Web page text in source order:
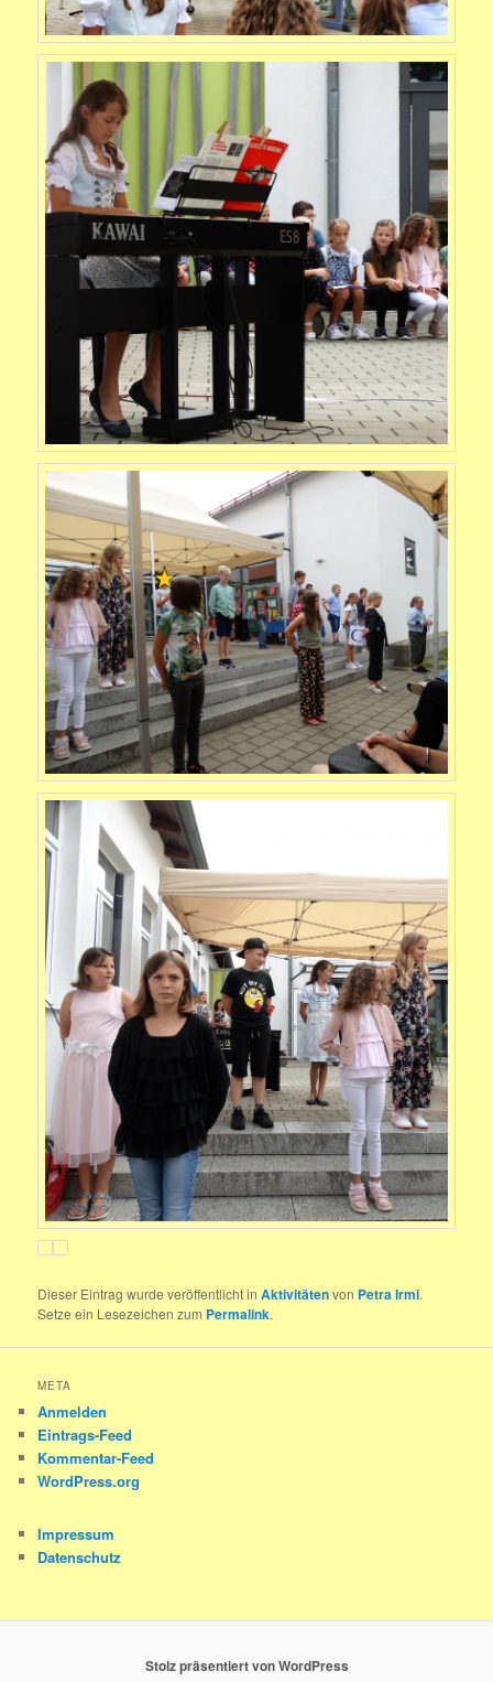
Dieser Eintrag wurde veröffentlicht inAktivitätenvon Petra Irmi.
Setze ein Lesezeichen zum Permalink.
META
Anmelden
Eintrags-Feed
Kommentar-Feed
WordPress.org
Impressum
Datenschutz
Stolz präsentiert von WordPress